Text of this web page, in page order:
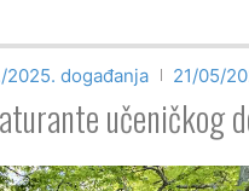
događanja 21/05/
učeničkog